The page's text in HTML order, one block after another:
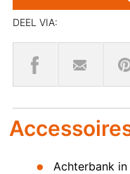
DEEL VIA:
Achterbank